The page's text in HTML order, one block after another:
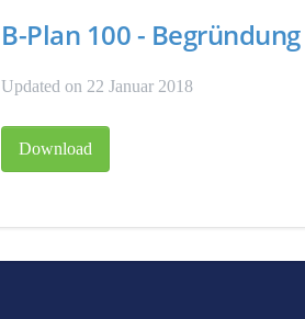
B-Plan 100 - Begründung
Updated on 22 Januar 2018
Download